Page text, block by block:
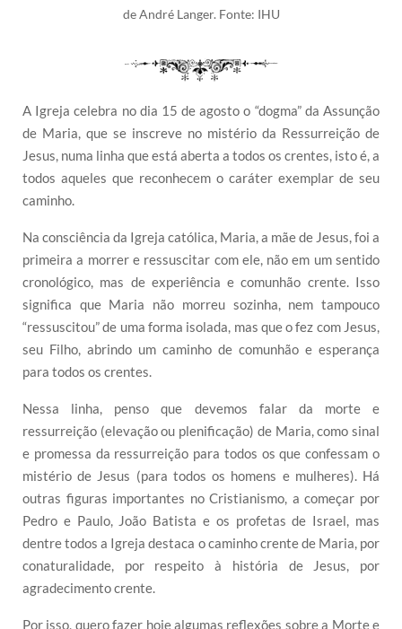
de André Langer. Fonte: IHU
A Igreja celebra no dia 15 de agosto o “dogma” da Assunção
de Maria, que se inscreve no mistério da Ressurreição de
Jesus, numa linha que está aberta a todos os crentes, isto é, a
todos aqueles que reconhecem o caráter exemplar de seu
caminho.
Na consciência da Igreja católica, Maria, a mãe de Jesus, foi a
primeira a morrer e ressuscitar com ele, não em um sentido
cronológico, mas de experiência e comunhão crente. Isso
significa que Maria não morreu sozinha, nem tampouco
“ressuscitou” de uma forma isolada, mas que o fez com Jesus,
seu Filho, abrindo um caminho de comunhão e esperança
para todos os crentes.
Nessa linha, penso que devemos falar da morte e
ressurreição (elevação ou plenificação) de Maria, como sinal
e promessa da ressurreição para todos os que confessam o
mistério de Jesus (para todos os homens e mulheres). Há
outras figuras importantes no Cristianismo, a começar por
Pedro e Paulo, João Batista e os profetas de Israel, mas
dentre todos a Igreja destaca o caminho crente de Maria, por
conaturalidade, por respeito à história de Jesus, por
agradecimento crente.
Por isso, quero fazer hoje algumas reflexões sobre a Morte e